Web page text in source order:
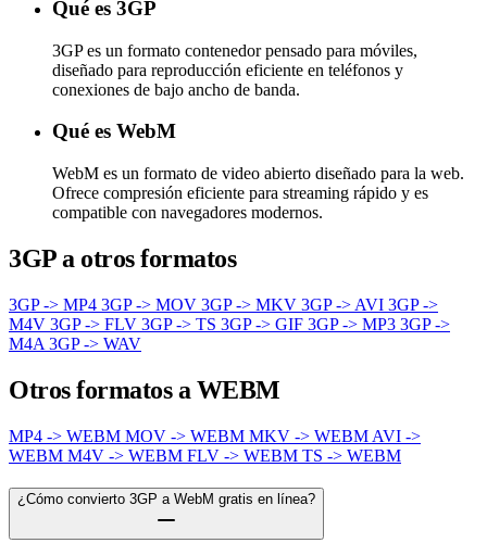
Qué es 3GP
3GP es un formato contenedor pensado para móviles,
diseñado para reproducción eficiente en teléfonos y
conexiones de bajo ancho de banda.
Qué es WebM
WebM es un formato de video abierto diseñado para la web.
Ofrece compresión eficiente para streaming rápido y es
compatible con navegadores modernos.
3GP a otros formatos
3GP -> MP4 3GP -> MOV 3GP -> MKV 3GP -> AVI 3GP ->
M4V 3GP -> FLV 3GP -> TS 3GP -> GIF 3GP -> MP3 3GP ->
M4A 3GP -> WAV
Otros formatos a WEBM
MP4 -> WEBM MOV -> WEBM MKV -> WEBM AVI ->
WEBM M4V -> WEBM FLV -> WEBM TS -> WEBM
¿Cómo convierto 3GP a WebM gratis en línea?